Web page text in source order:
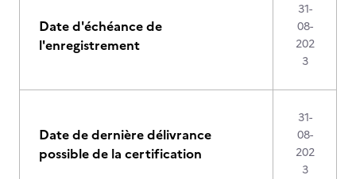
Date d'échéance de
l'enregistrement
31-
08-
202
3
Date de dernière délivrance
possible de la certification
31-
08-
202
3